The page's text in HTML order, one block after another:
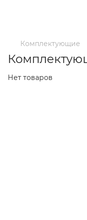
Комплектующие
Нет товаров